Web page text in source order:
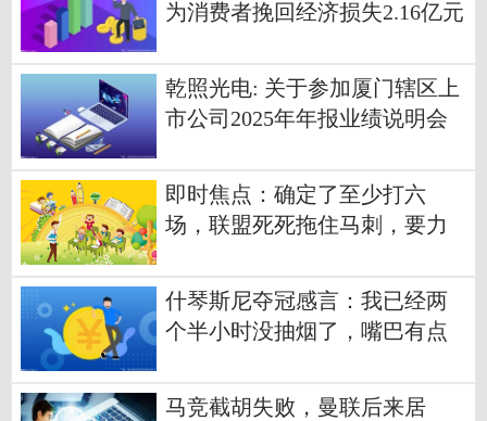
为消费者挽回经济损失2.16亿元
乾照光电: 关于参加厦门辖区上
市公司2025年年报业绩说明会
的公告 当前看点
即时焦点：确定了至少打六
场，联盟死死拖住马刺，要力
什琴斯尼夺冠感言：我已经两
个半小时没抽烟了，嘴巴有点
马竞截胡失败，曼联后来居